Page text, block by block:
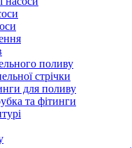
поливу
стрічки
для поливу
та фітинги